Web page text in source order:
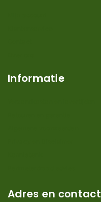
Informatie
Adres en contact